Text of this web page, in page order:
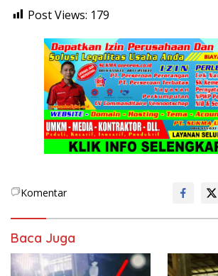
Post Views: 179
Komentar
Baca Juga